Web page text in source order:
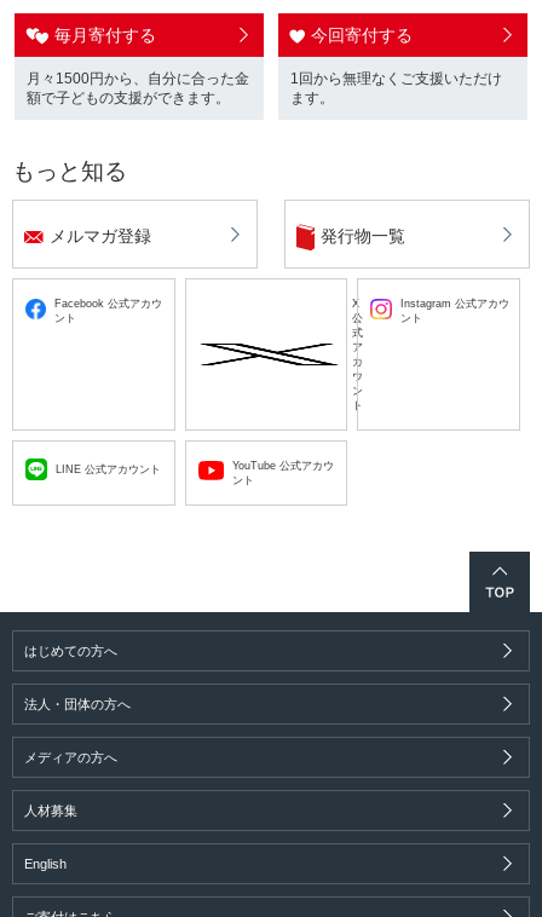
毎月寄付する
月々1500円から、自分に合った金
額で子どもの支援ができます。
今回寄付する
1回から無理なくご支援いただけ
ます。
もっと知る
メルマガ登録 発行物一覧
Facebook 公式アカウ
ント
X
公
式
ア
カ
ウ
ン
ト
Instagram 公式アカウ
ント
LINE 公式アカウント
YouTube 公式アカウ
ント
はじめての方へ
法人・団体の方へ
メディアの方へ
人材募集
English